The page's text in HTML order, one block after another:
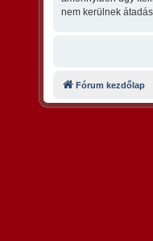
nem kerülnek
Fórum kezdőlap